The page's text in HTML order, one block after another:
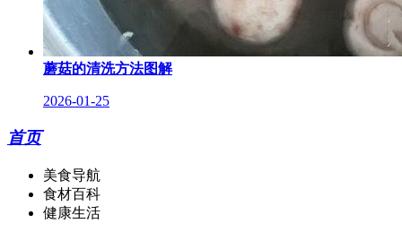
蘑菇的清洗方法图解
2026-01-25
首页
美食导航
食材百科
健康生活